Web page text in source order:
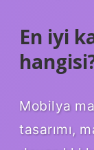
En iyi
Mobilya
tasarımı,